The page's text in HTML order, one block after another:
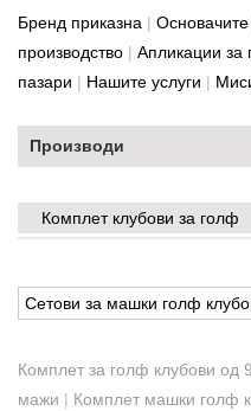
Бренд приказна | Основачите
производство | Апликации за
пазари | Нашите услуги |
Производи
Комплет клубови за голф
Сетови за машки голф
Комплет за голф клубови од
мажи | Комплет машки голф